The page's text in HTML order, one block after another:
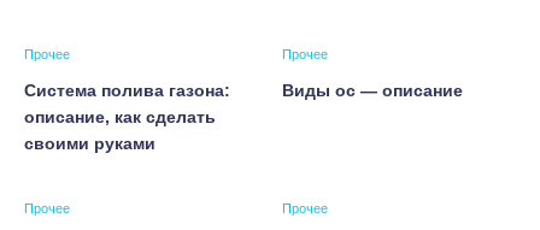
Прочее
Система полива газона:
описание, как сделать
своими руками
Прочее
Виды ос — описание
Прочее Прочее